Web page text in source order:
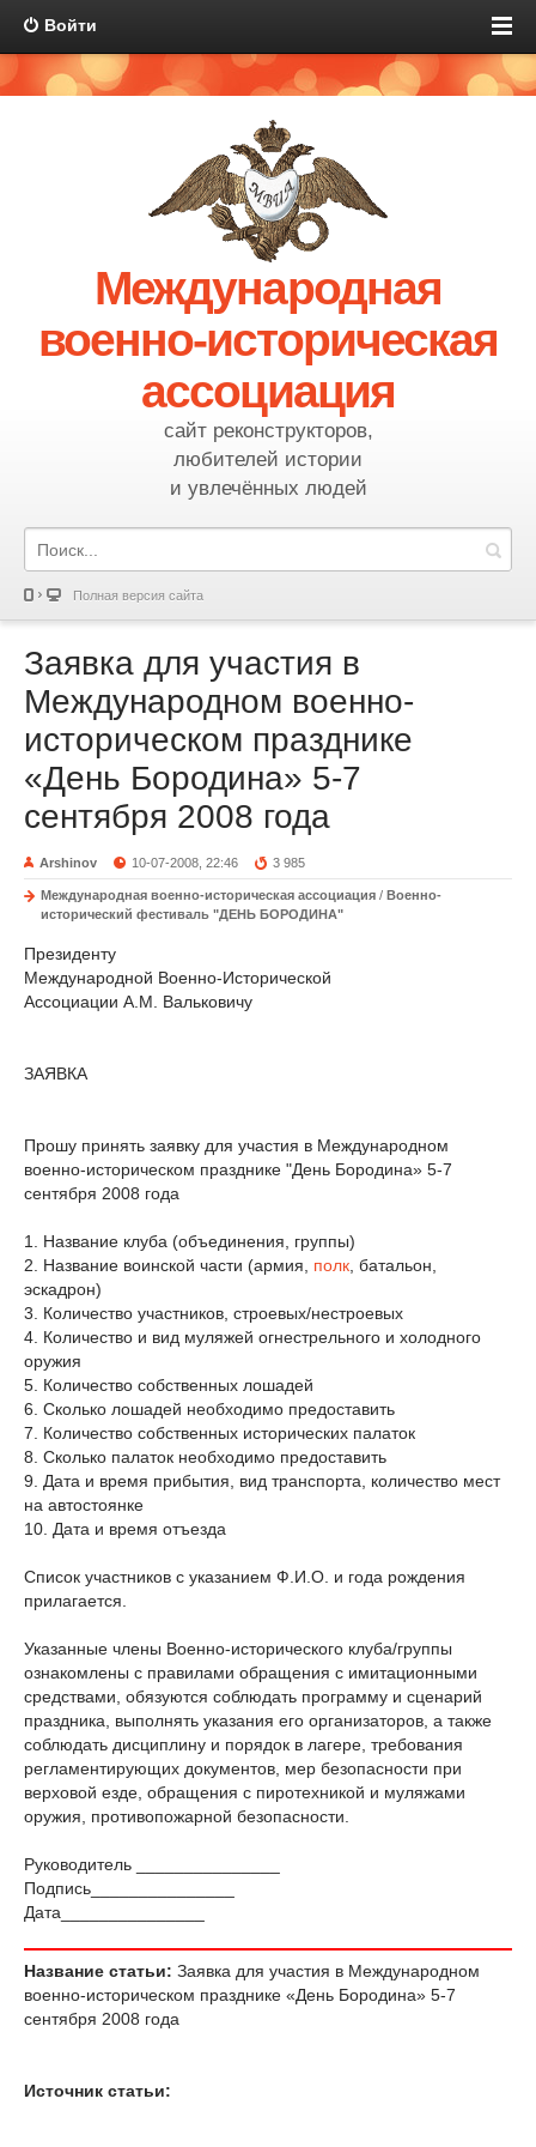
Войти
Международная
военно-историческая
ассоциация
сайт реконструкторов,
любителей истории
и увлечённых людей
Полная версия сайта
Заявка для участия в
Международном военно-
историческом празднике
«День Бородина» 5-7
сентября 2008 года
Arshinov 10-07-2008, 22:46 3 985
Международная военно-историческая ассоциация / Военно-
исторический фестиваль "ДЕНЬ БОРОДИНА"
Президенту
Международной Военно-Исторической
Ассоциации А.М. Вальковичу
ЗАЯВКА
Прошу принять заявку для участия в Международном
военно-историческом празднике "День Бородина» 5-7
сентября 2008 года
1. Название клуба (объединения, группы)
2. Название воинской части (армия, полк , батальон,
эскадрон)
3. Количество участников, строевых/нестроевых
4. Количество и вид муляжей огнестрельного и холодного
оружия
5. Количество собственных лошадей
6. Сколько лошадей необходимо предоставить
7. Количество собственных исторических палаток
8. Сколько палаток необходимо предоставить
9. Дата и время прибытия, вид транспорта, количество мест
на автостоянке
10. Дата и время отъезда
Список участников с указанием Ф.И.О. и года рождения
прилагается.
Указанные члены Военно-исторического клуба/группы
ознакомлены с правилами обращения с имитационными
средствами, обязуются соблюдать программу и сценарий
праздника, выполнять указания его организаторов, а также
соблюдать дисциплину и порядок в лагере, требования
регламентирующих документов, мер безопасности при
верховой езде, обращения с пиротехникой и муляжами
оружия, противопожарной безопасности.
Руководитель _______________
Подпись_______________
Дата_______________
Название статьи: Заявка для участия в Международном
военно-историческом празднике «День Бородина» 5-7
сентября 2008 года
Источник статьи: